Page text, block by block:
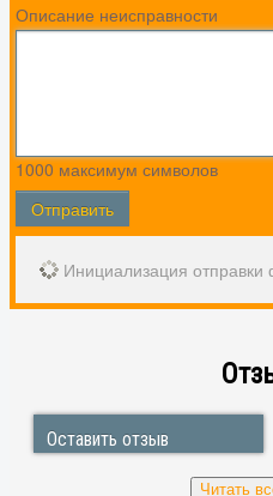
Описание неисправности
1000максимум символов
Отправить
Инициализация
Замечательная компания,
днями сломался
Оставить отзыв
Читать